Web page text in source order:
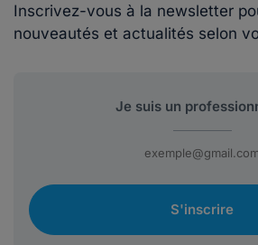
Inscrivez-vous à la newsletter
nouveautés et actualités selon
S'inscrire